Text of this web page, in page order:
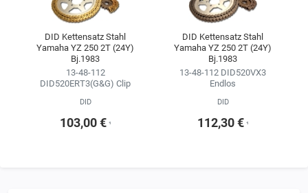
Kitkonfigurator ändern.
Wir empfehlen, sich für die Kette im Kettensatz stets an der
Erstausrüsterqualität zu orientieren
(siehe Ergebnisse der Fahrzeugsuche).
DID Kettensatz Stahl
Yamaha YZ 250 2T (24Y)
Bj.1983
13-48-112
DID520ERT3(G&G) Clip
DID
103,00 € ¹
DID Kettensatz Stahl
Yamaha YZ 250 2T (24Y)
Bj.1983
13-48-112 DID520VX3
Endlos
DID
112,30 € ¹